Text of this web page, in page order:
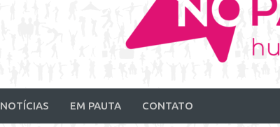
NOTÍCIAS EM PAUTA CONTATO